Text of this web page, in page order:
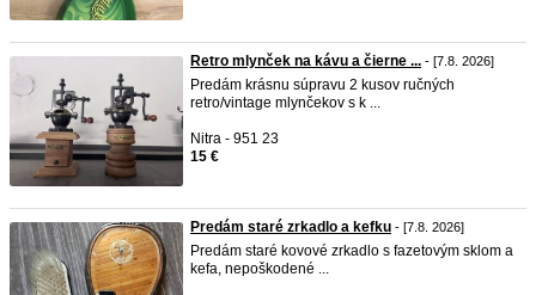
Retro mlynček na kávu a čierne ... - [7.8. 2026]
Predám krásnu súpravu 2 kusov ručných
retro/vintage mlynčekov s k ...
Nitra - 951 23
15 €
Predám staré zrkadlo a kefku - [7.8. 2026]
Predám staré kovové zrkadlo s fazetovým sklom a
kefa, nepoškodené ...